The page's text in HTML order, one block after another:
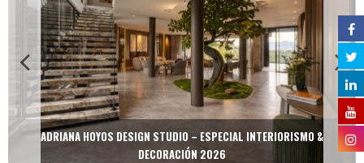
ADRIANA HOYOS DESIGN STUDIO – ESPECIAL INTERIORISMO &
DECORACIÓN 2026